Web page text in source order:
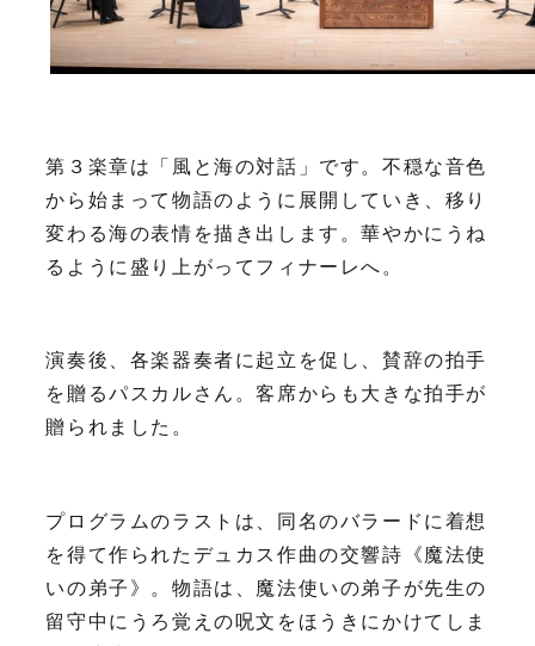
第３楽章は「風と海の対話」です。不穏な音色
から始まって物語のように展開していき、移り
変わる海の表情を描き出します。華やかにうね
るように盛り上がってフィナーレへ。
演奏後、各楽器奏者に起立を促し、賛辞の拍手
を贈るパスカルさん。客席からも大きな拍手が
贈られました。
プログラムのラストは、同名のバラードに着想
を得て作られたデュカス作曲の交響詩《魔法使
いの弟子》。物語は、魔法使いの弟子が先生の
留守中にうろ覚えの呪文をほうきにかけてしま